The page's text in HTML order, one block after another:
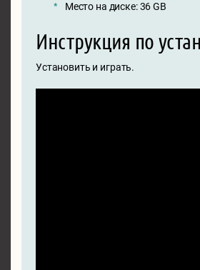
Место на диске: 36 GB
Инструкция по
Установить и играть.